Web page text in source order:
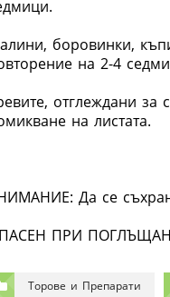
боровинки,
на 2-4
отглеждани
на листата.
Да се
ПРИ
Торове и Препарати